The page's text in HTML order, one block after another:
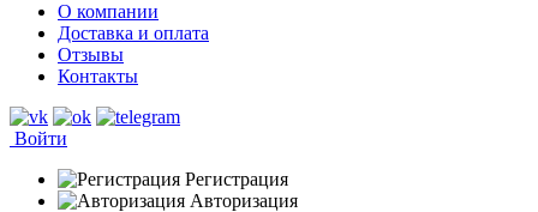
О компании
Доставка и оплата
Отзывы
Контакты
Войти
Регистрация
Авторизация